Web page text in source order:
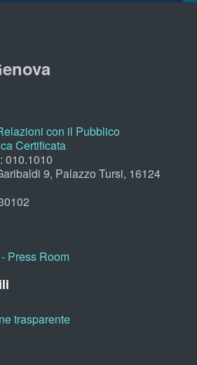
con il Pubblico
Certificata
010.1010
9, Palazzo Tursi, 16124
Press Room
trasparente